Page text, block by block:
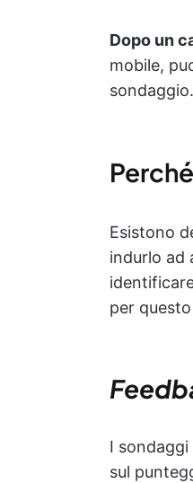
Dopo un
mobile,
sondaggio.
Esistono
indurlo ad
per
I
sul